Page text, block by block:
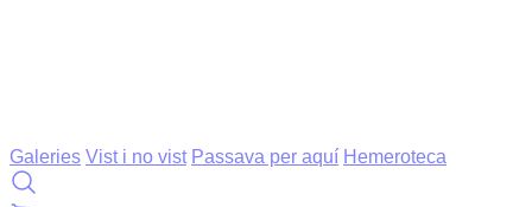
Galeries Vist i no vist Passava per aquí Hemeroteca